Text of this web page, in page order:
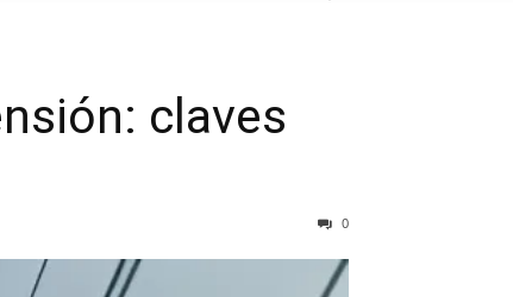
claves
0